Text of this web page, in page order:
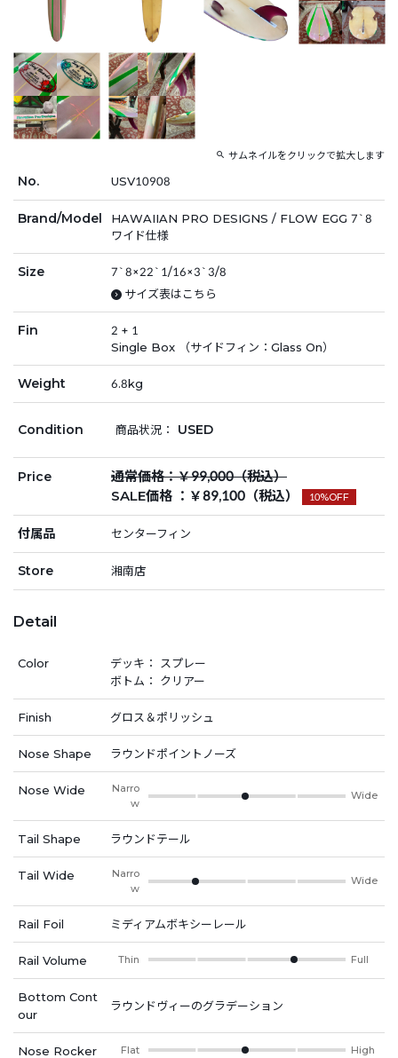
サムネイルをクリックで拡大します
No. USV10908
Brand/Model
HAWAIIAN PRO DESIGNS / FLOW EGG 7`8
ワイド仕様
Size
7`8×22`1/16×3`3/8
サイズ表はこちら
Fin
2 + 1
Single Box （サイドフィン：Glass On）
Weight 6.8kg
Condition 商品状況： USED
Price
通常価格：￥99,000（税込）
SALE価格 ：￥89,100（税込）
10%OFF
付属品 センターフィン
Store 湘南店
Detail
Color
デッキ： スプレー
ボトム： クリアー
Finish グロス＆ポリッシュ
Nose Shape ラウンドポイントノーズ
Nose Wide
Narro
w
Wide
Tail Shape ラウンドテール
Tail Wide
Narro
w
Wide
Rail Foil ミディアムボキシーレール
Rail Volume Thin Full
Bottom Cont
our
ラウンドヴィーのグラデーション
Nose Rocker Flat High